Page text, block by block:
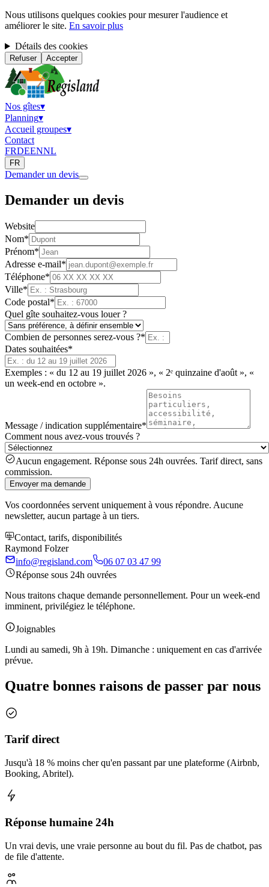
Nous utilisons quelques cookies pour mesurer l'audience et
améliorer le site. En savoir plus
Détails des cookies
Refuser Accepter
Nos gîtes▾
Planning▾
Accueil groupes▾
Contact
FRDEENNL
FR
Demander un devis
Demander un devis
Website
Nom*
Prénom*
Adresse e-mail*
Téléphone*
Ville*
Code postal*
Quel gîte souhaitez-vous louer ?
Combien de personnes serez-vous ?*
Dates souhaitées*
Exemples : « du 12 au 19 juillet 2026 », « 2ᵉ quinzaine d'août », «
un week-end en octobre ».
Message / indication supplémentaire*
Comment nous avez-vous trouvés ?
Aucun engagement. Réponse sous 24h ouvrées. Tarif direct, sans
commission.
Envoyer ma demande
Vos coordonnées servent uniquement à vous répondre. Aucune
newsletter, aucun partage à un tiers.
Contact, tarifs, disponibilités
Raymond Folzer
info@regisland.com
06 07 03 47 99
Réponse sous 24h ouvrées
Nous traitons chaque demande personnellement. Pour un week-end
imminent, privilégiez le téléphone.
Joignables
Lundi au samedi, 9h à 19h. Dimanche : uniquement en cas d'arrivée
prévue.
Quatre bonnes raisons de passer par nous
Tarif direct
Jusqu'à 18 % moins cher qu'en passant par une plateforme (Airbnb,
Booking, Abritel).
Réponse humaine 24h
Un vrai devis, une vraie personne au bout du fil. Pas de chatbot, pas
de file d'attente.